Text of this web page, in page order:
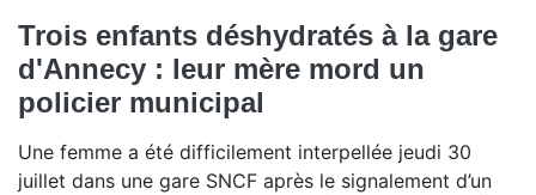
Trois enfants déshydratés à la gare
d'Annecy : leur mère mord un
policier municipal
Une femme a été difficilement interpellée jeudi 30
juillet dans une gare SNCF après le signalement d’un